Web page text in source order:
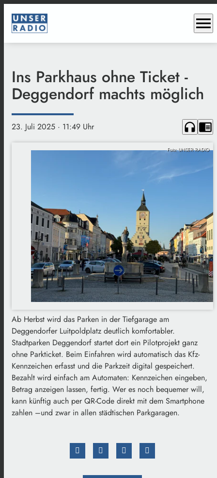
menu
Ins Parkhaus ohne Ticket -
Deggendorf machts möglich
23. Juli 2025 · 11:49 Uhr headphones chrome_reader_mode
Foto: UNSER RADIO
Ab Herbst wird das Parken in der Tiefgarage am
Deggendorfer Luitpoldplatz deutlich komfortabler.
Stadtparken Deggendorf startet dort ein Pilotprojekt ganz
ohne Parkticket. Beim Einfahren wird automatisch das Kfz-
Kennzeichen erfasst und die Parkzeit digital gespeichert.
Bezahlt wird einfach am Automaten: Kennzeichen eingeben,
Betrag anzeigen lassen, fertig. Wer es noch bequemer will,
kann künftig auch per QR-Code direkt mit dem Smartphone
zahlen –und zwar in allen städtischen Parkgaragen.